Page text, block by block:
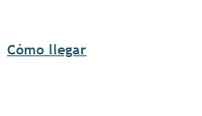
Cómo llegar